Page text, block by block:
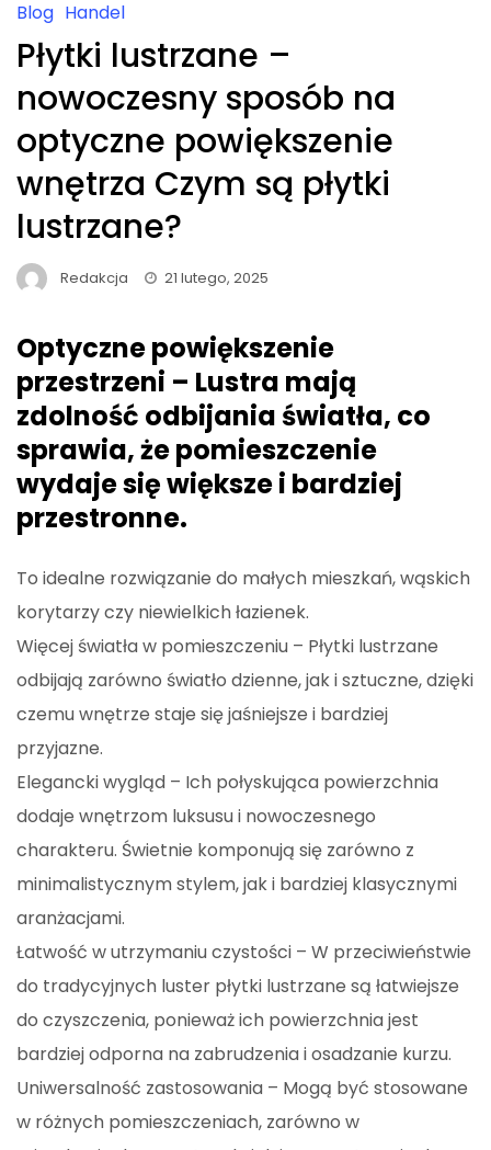
Blog Handel
Płytki lustrzane –
nowoczesny sposób na
optyczne powiększenie
wnętrza Czym są płytki
lustrzane?
Redakcja 21 lutego, 2025
Optyczne powiększenie
przestrzeni – Lustra mają
zdolność odbijania światła, co
sprawia, że pomieszczenie
wydaje się większe i bardziej
przestronne.
To idealne rozwiązanie do małych mieszkań, wąskich
korytarzy czy niewielkich łazienek.
Więcej światła w pomieszczeniu – Płytki lustrzane
odbijają zarówno światło dzienne, jak i sztuczne, dzięki
czemu wnętrze staje się jaśniejsze i bardziej
przyjazne.
Elegancki wygląd – Ich połyskująca powierzchnia
dodaje wnętrzom luksusu i nowoczesnego
charakteru. Świetnie komponują się zarówno z
minimalistycznym stylem, jak i bardziej klasycznymi
aranżacjami.
Łatwość w utrzymaniu czystości – W przeciwieństwie
do tradycyjnych luster płytki lustrzane są łatwiejsze
do czyszczenia, ponieważ ich powierzchnia jest
bardziej odporna na zabrudzenia i osadzanie kurzu.
Uniwersalność zastosowania – Mogą być stosowane
w różnych pomieszczeniach, zarówno w